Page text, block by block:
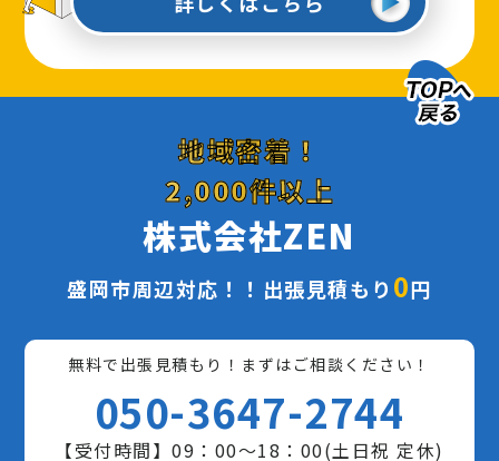
地域密着！
2,000件以上
株式会社ZEN
盛岡市周辺対応！！出張見積もり 0円
無料で出張見積もり！まずはご相談ください！
050-3647-2744
【受付時間】09：00〜18：00(土日祝 定休)